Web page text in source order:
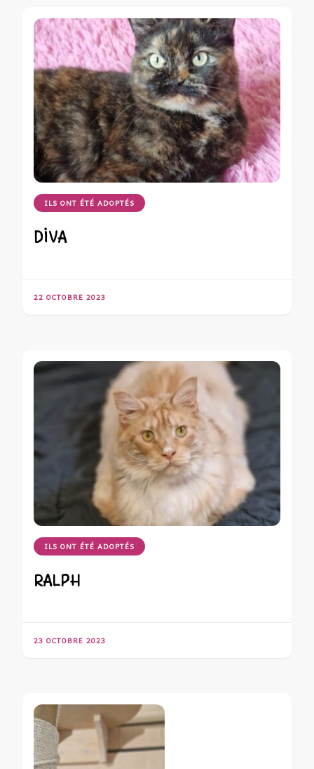
ILS ONT ÉTÉ ADOPTÉS
DIVA
22 OCTOBRE 2023
ILS ONT ÉTÉ ADOPTÉS
RALPH
23 OCTOBRE 2023